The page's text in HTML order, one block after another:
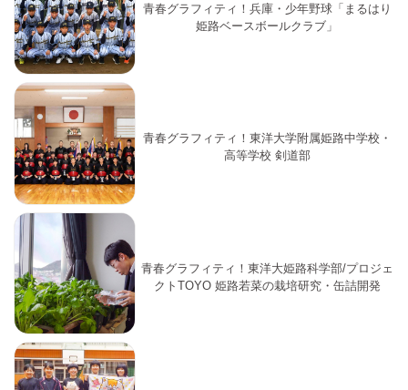
青春グラフィティ！兵庫・少年野球「まるはり
姫路ベースボールクラブ」
青春グラフィティ！東洋大学附属姫路中学校・
高等学校 剣道部
青春グラフィティ！東洋大姫路科学部/プロジェ
クトTOYO 姫路若菜の栽培研究・缶詰開発